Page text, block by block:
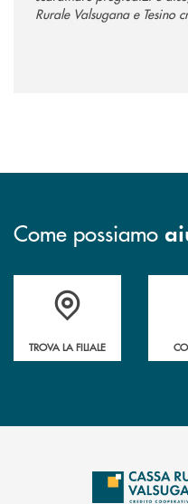
Rurale Valsugana e Tesino
Come possiamo
Accedi all' elenco completo
TROVA LA FILIALE
Hai